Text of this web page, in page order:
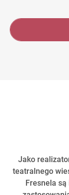
Jako
teatralnego
Fresnela